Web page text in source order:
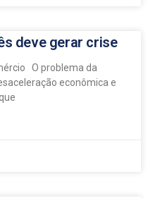
deve gerar crise
O problema da
econômica e